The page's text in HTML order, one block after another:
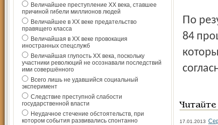
Величайшее преступление ХХ века, ставшее
причиной гибели миллионов людей
Величайшее в ХХ веке предательство
правящего класса
Величайшая в ХХ веке провокация
иностранных спецслужб
Величайшая глупость ХХ века, поскольку
участники революций не осознавали последствий
ими совершённого
Всего лишь не удавшийся социальный
эксперимент
Следствие преступной слабости
государственной власти
Неудачное стечение обстоятельств, при
котором события развивались спонтанно
По результатам праймериз Сергею Маклакову досталось
84
17.01.2013